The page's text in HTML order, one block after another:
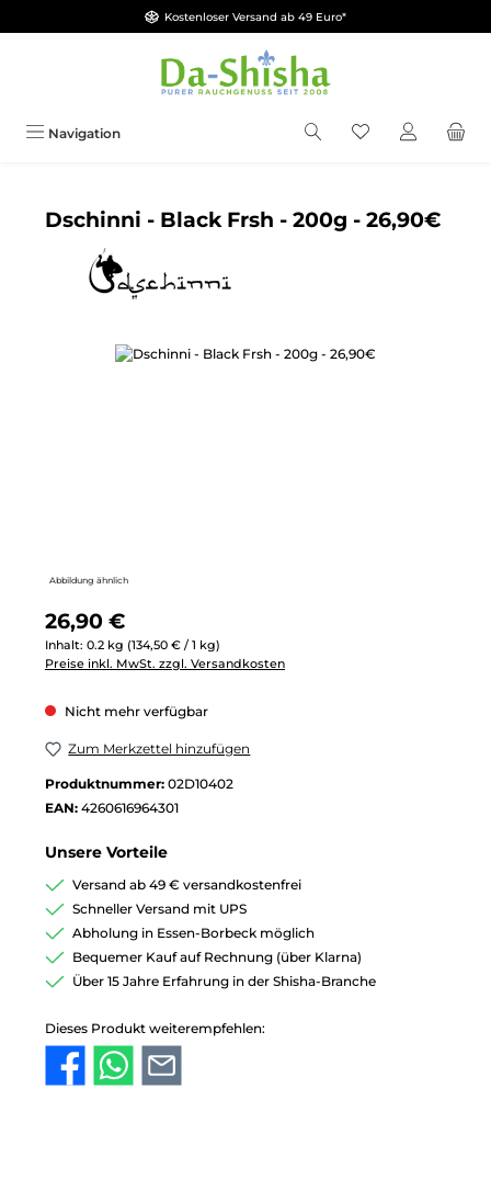
Zum Hauptinhalt springenKostenloser Versand ab 49 Euro*
Navigation Du hast 0
Dschinni - Black Frsh - 200g - 26,90€
Bildergalerie überspringen
Abbildung ähnlich
Regulärer Preis:
26,90 €
Inhalt: 0.2 kg (134,50 € / 1 kg)
Preise inkl. MwSt. zzgl. Versandkosten
Nicht mehr verfügbar
Zum Merkzettel hinzufügen
Produktnummer: 02D10402
EAN: 4260616964301
Unsere Vorteile
Versand ab 49 € versandkostenfrei
Schneller Versand mit UPS
Abholung in Essen-Borbeck möglich
Bequemer Kauf auf Rechnung (über Klarna)
Über 15 Jahre Erfahrung in der Shisha-Branche
Dieses Produkt weiterempfehlen: